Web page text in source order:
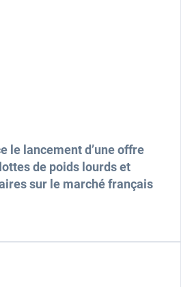
le lancement d’une offre
de poids lourds et
sur le marché français